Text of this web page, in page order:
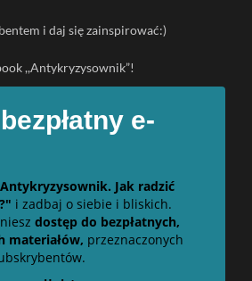
i daj się zainspirować:)
,,Antykryzysownik”!
e-
Jak radzić
i zadbaj o siebie i bliskich.
dostęp do bezpłatnych,
materiałów, przeznaczonych